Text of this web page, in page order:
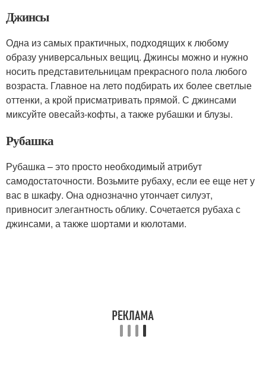
Джинсы
Одна из самых практичных, подходящих к любому
образу универсальных вещиц. Джинсы можно и нужно
носить представительницам прекрасного пола любого
возраста. Главное на лето подбирать их более светлые
оттенки, а крой присматривать прямой. С джинсами
миксуйте овесайз-кофты, а также рубашки и блузы.
Рубашка
Рубашка – это просто необходимый атрибут
самодостаточности. Возьмите рубаху, если ее еще нет у
вас в шкафу. Она однозначно утончает силуэт,
привносит элегантность облику. Сочетается рубаха с
джинсами, а также шортами и кюлотами.